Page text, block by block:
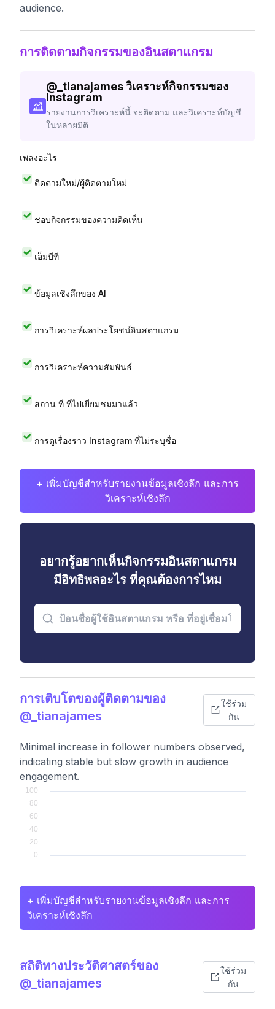
audience.
การติดตามกิจกรรมของอินสตาแกรม
@_tianajames วิเคราะห์กิจกรรมของ
Instagram
รายงานการวิเคราะห์นี้ จะติดตาม และวิเคราะห์บัญชี
ในหลายมิติ
เพลงอะไร
ติดตามใหม่/ผู้ติดตามใหม่
ชอบกิจกรรมของความคิดเห็น
เอ็มบีที
ข้อมูลเชิงลึกของ AI
การวิเคราะห์ผลประโยชน์อินสตาแกรม
การวิเคราะห์ความสัมพันธ์
สถาน ที่ ที่ไปเยี่ยมชมมาแล้ว
การดูเรื่องราว Instagram ที่ไม่ระบุชื่อ
+ เพิ่มบัญชีสำหรับรายงานข้อมูลเชิงลึก และการ
วิเคราะห์เชิงลึก
อยากรู้อยากเห็นกิจกรรมอินสตาแกรม
มีอิทธิพลอะไร ที่คุณต้องการไหม
การเติบโตของผู้ติดตามของ
@_tianajames
ใช้ร่วม
กัน
Minimal increase in follower numbers observed,
indicating stable but slow growth in audience
engagement.
+ เพิ่มบัญชีสำหรับรายงานข้อมูลเชิงลึก และการ
วิเคราะห์เชิงลึก
สถิติทางประวัติศาสตร์ของ
@_tianajames
ใช้ร่วม
กัน